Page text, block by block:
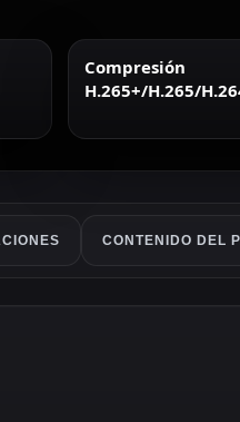
Compresión
H.265+/H.265/
CONTENIDO DEL